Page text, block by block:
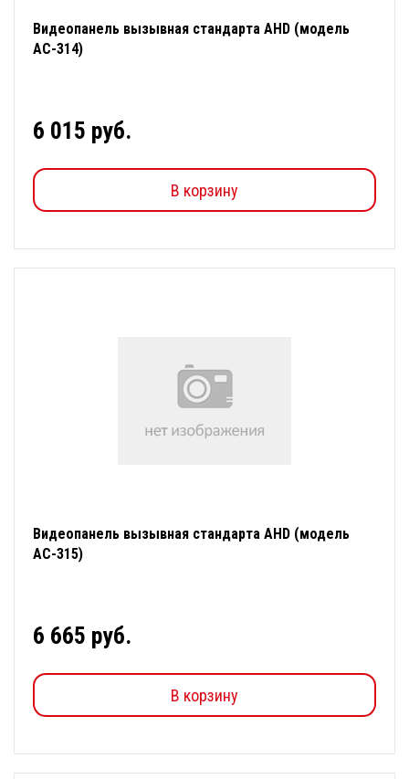
Видеопанель вызывная стандарта AHD (модель
АС-314)
6 015 руб.
В корзину
Видеопанель вызывная стандарта AHD (модель
АС-315)
6 665 руб.
В корзину